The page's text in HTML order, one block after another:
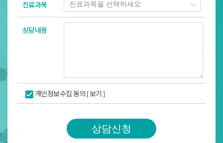
진료과목
상담내용
개인정보수집 동의 [보기]
상담신청